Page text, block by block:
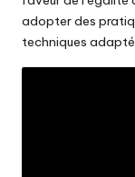
adopter des
techniques